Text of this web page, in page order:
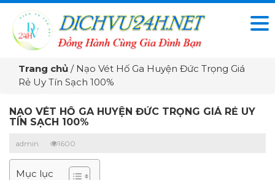
Trang chủ / Nạo Vét Hố Ga Huyện Đức Trọng Giá
Rẻ Uy Tín Sạch 100%
NẠO VÉT HỐ GA HUYỆN ĐỨC TRỌNG GIÁ RẺ UY
TÍN SẠCH 100%
admin 1600
Mục lục